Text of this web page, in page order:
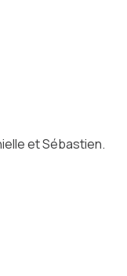
et Sébastien.